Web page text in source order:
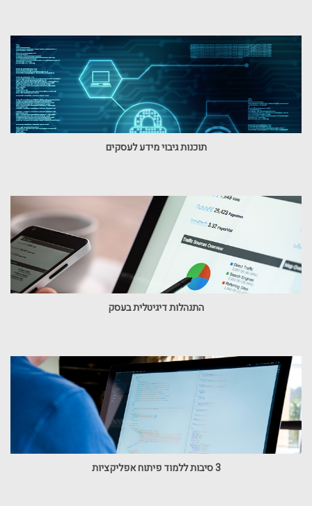
תוכנות גיבוי מידע לעסקים
התנהלות דיגיטלית בעסק
3 סיבות ללמוד פיתוח אפליקציות